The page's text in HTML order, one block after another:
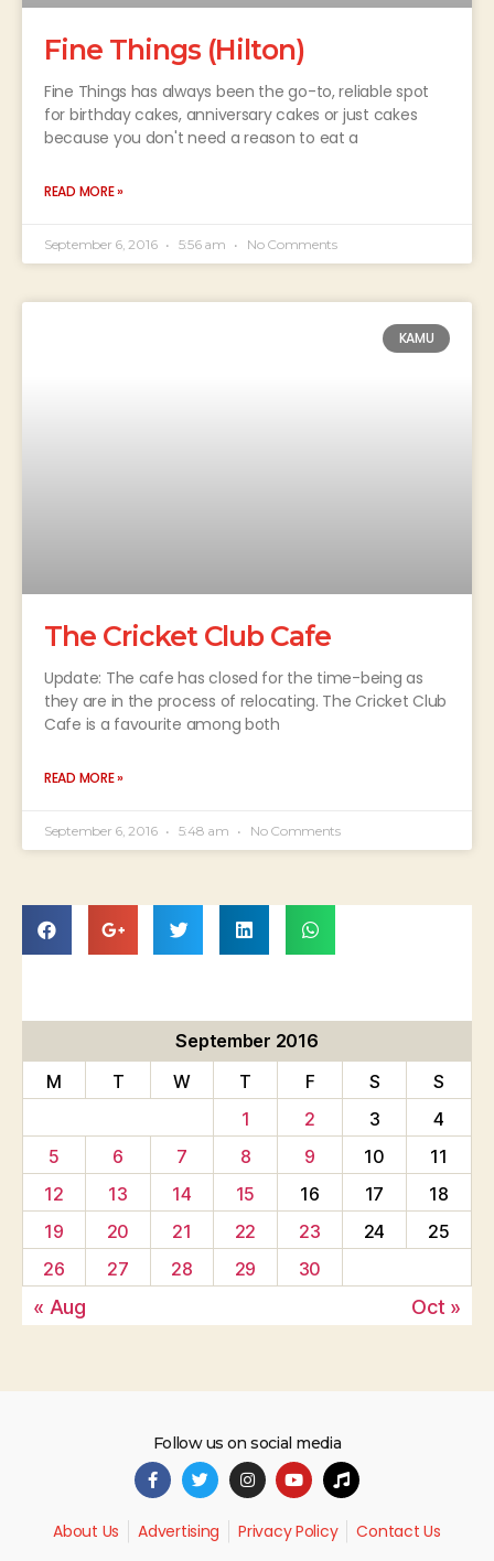
Fine Things (Hilton)
Fine Things has always been the go-to, reliable spot
for birthday cakes, anniversary cakes or just cakes
because you don't need a reason to eat a
READ MORE »
September 6, 2016 5:56 am No Comments
KAMU
The Cricket Club Cafe
Update: The cafe has closed for the time-being as
they are in the process of relocating. The Cricket Club
Cafe is a favourite among both
READ MORE »
September 6, 2016 5:48 am No Comments
September 2016
M
T W T F S
S
1
2 3
4
5
6 7 8 9 10
11
12
13 14 15 16 17
18
19
20 21 22 23 24
25
26
27 28 29 30
« Aug Oct »
Follow us on social media
About Us Advertising Privacy Policy Contact Us